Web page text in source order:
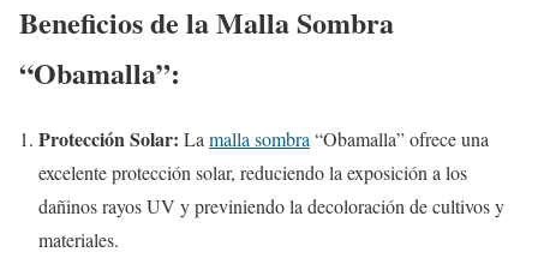
Beneficios de la Malla Sombra
“Obamalla”:
Protección Solar: Lamalla sombra“Obamalla” ofrece una
excelente protección solar, reduciendo la exposición a los
dañinos rayos UV y previniendo la decoloración de cultivos y
materiales.